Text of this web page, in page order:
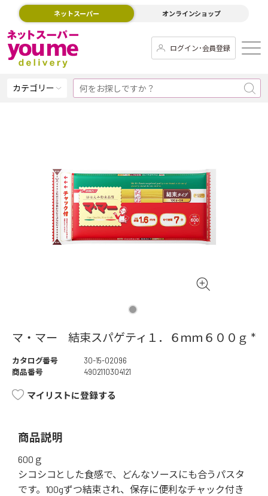
ネットスーパー オンラインショップ
ログイン･会員登録
カテゴリー
マ・マー 結束スパゲティ１．６ｍｍ６００ｇ *
カタログ番号
30-15-02096
商品番号
4902110304121
マイリストに登録する
商品説明
600ｇ
シコシコとした食感で、どんなソースにも合うパスタ
です。100gずつ結束され、保存に便利なチャック付き